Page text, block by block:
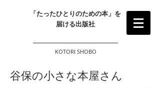
​「たったひとりのための本」を
届ける出版社
KOTORI SHOBO
​谷保の小さな本屋さん